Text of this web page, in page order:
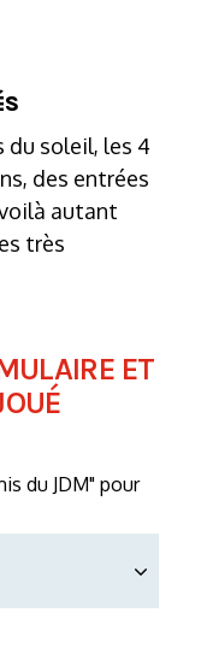
du soleil, les 4
des entrées
autant
très
ET
du JDM" pour